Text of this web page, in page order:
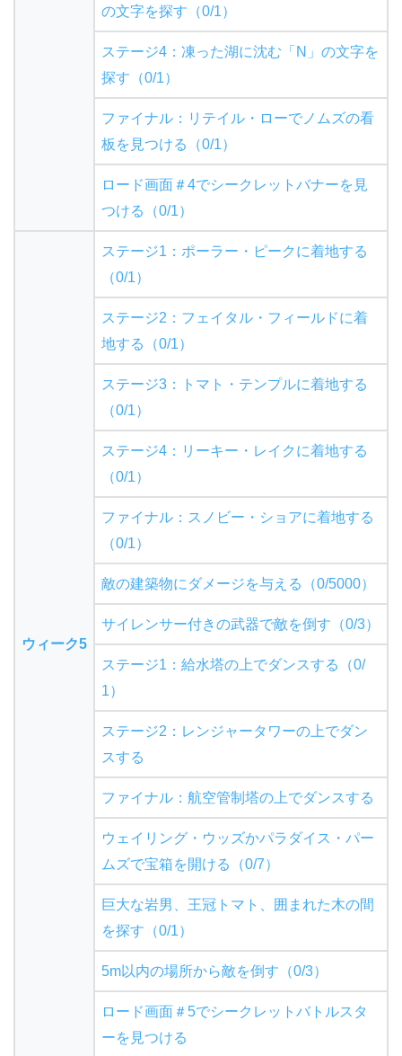
の文字を探す（0/1）
ステージ4：凍った湖に沈む「N」の文字を
探す（0/1）
ファイナル：リテイル・ローでノムズの看
板を見つける（0/1）
ロード画面＃4でシークレットバナーを見
つける（0/1）
ウィーク5
ステージ1：ポーラー・ピークに着地する
（0/1）
ステージ2：フェイタル・フィールドに着
地する（0/1）
ステージ3：トマト・テンプルに着地する
（0/1）
ステージ4：リーキー・レイクに着地する
（0/1）
ファイナル：スノビー・ショアに着地する
（0/1）
敵の建築物にダメージを与える（0/5000）
サイレンサー付きの武器で敵を倒す（0/3）
ステージ1：給水塔の上でダンスする（0/
1）
ステージ2：レンジャータワーの上でダン
スする
ファイナル：航空管制塔の上でダンスする
ウェイリング・ウッズかパラダイス・パー
ムズで宝箱を開ける（0/7）
巨大な岩男、王冠トマト、囲まれた木の間
を探す（0/1）
5m以内の場所から敵を倒す（0/3）
ロード画面＃5でシークレットバトルスタ
ーを見つける